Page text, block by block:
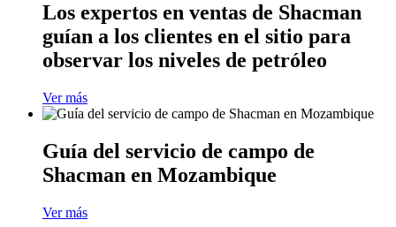
Los expertos en ventas de Shacman
guían a los clientes en el sitio para
observar los niveles de petróleo
Ver más
Guía del servicio de campo de
Shacman en Mozambique
Ver más